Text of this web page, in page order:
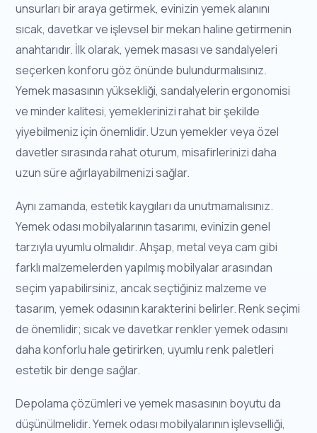
unsurları bir araya getirmek, evinizin yemek alanını
sıcak, davetkar ve işlevsel bir mekan haline getirmenin
anahtarıdır. İlk olarak, yemek masası ve sandalyeleri
seçerken konforu göz önünde bulundurmalısınız.
Yemek masasının yüksekliği, sandalyelerin ergonomisi
ve minder kalitesi, yemeklerinizi rahat bir şekilde
yiyebilmeniz için önemlidir. Uzun yemekler veya özel
davetler sırasında rahat oturum, misafirlerinizi daha
uzun süre ağırlayabilmenizi sağlar.
Aynı zamanda, estetik kaygıları da unutmamalısınız.
Yemek odası mobilyalarının tasarımı, evinizin genel
tarzıyla uyumlu olmalıdır. Ahşap, metal veya cam gibi
farklı malzemelerden yapılmış mobilyalar arasından
seçim yapabilirsiniz, ancak seçtiğiniz malzeme ve
tasarım, yemek odasının karakterini belirler. Renk seçimi
de önemlidir; sıcak ve davetkar renkler yemek odasını
daha konforlu hale getirirken, uyumlu renk paletleri
estetik bir denge sağlar.
Depolama çözümleri ve yemek masasının boyutu da
düşünülmelidir. Yemek odası mobilyalarının işlevselliği,